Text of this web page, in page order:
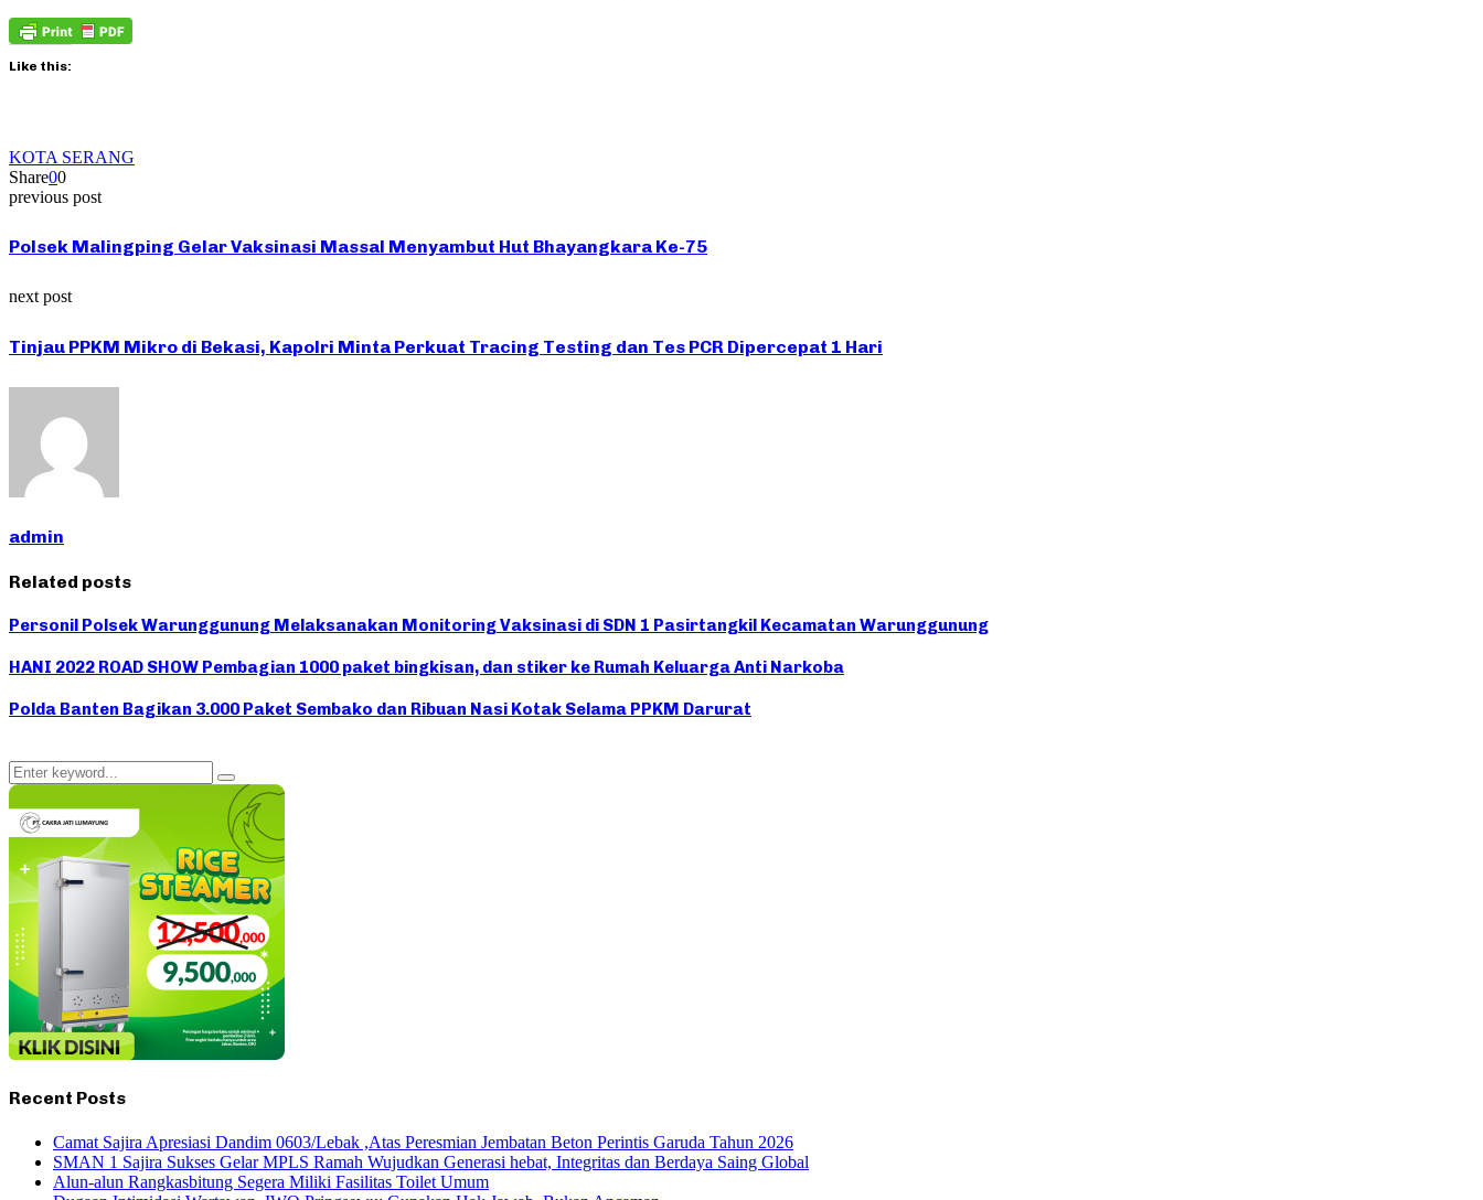
Like this:
KOTA SERANG
Share00
previous post
Polsek Malingping Gelar Vaksinasi Massal Menyambut Hut Bhayangkara Ke-75
next post
Tinjau PPKM Mikro di Bekasi, Kapolri Minta Perkuat Tracing Testing dan Tes PCR Dipercepat 1 Hari
admin
Related posts
Personil Polsek Warunggunung Melaksanakan Monitoring Vaksinasi di SDN 1 Pasirtangkil Kecamatan Warunggunung
HANI 2022 ROAD SHOW Pembagian 1000 paket bingkisan, dan stiker ke Rumah Keluarga Anti Narkoba
Polda Banten Bagikan 3.000 Paket Sembako dan Ribuan Nasi Kotak Selama PPKM Darurat
Search
for:
Search
Recent Posts
Camat Sajira Apresiasi Dandim 0603/Lebak ,Atas Peresmian Jembatan Beton Perintis Garuda Tahun 2026
SMAN 1 Sajira Sukses Gelar MPLS Ramah Wujudkan Generasi hebat, Integritas dan Berdaya Saing Global
Alun-alun Rangkasbitung Segera Miliki Fasilitas Toilet Umum